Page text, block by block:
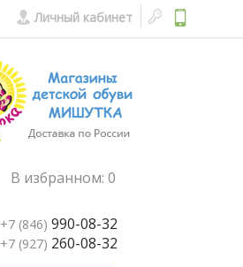
Личный кабинет
В избранном: 0
+7 (846) 990-08-32
+7 (927) 260-08-32